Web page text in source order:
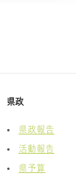
県政
県政報告
活動報告
県予算